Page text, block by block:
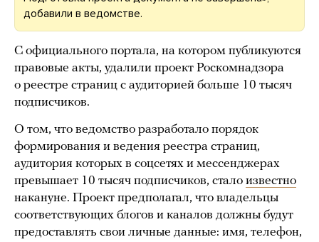
добавили в ведомстве.
С официального портала, на котором публикуются
правовые акты, удалили проект Роскомнадзора
о реестре страниц с аудиторией больше 10 тысяч
подписчиков.
О том, что ведомство разработало порядок
формирования и ведения реестра страниц,
аудитория которых в соцсетях и мессенджерах
превышает 10 тысяч подписчиков, стало известно
накануне. Проект предполагал, что владельцы
соответствующих блогов и каналов должны будут
предоставлять свои личные данные: имя, телефон,